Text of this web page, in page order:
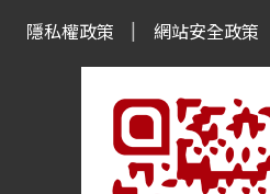
隱私權政策 網站安全政策